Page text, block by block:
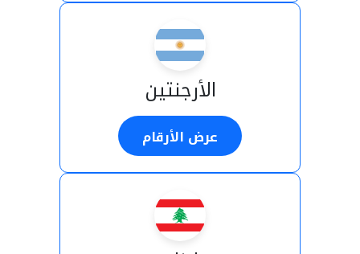
الأرجنتين
عرض الأرقام